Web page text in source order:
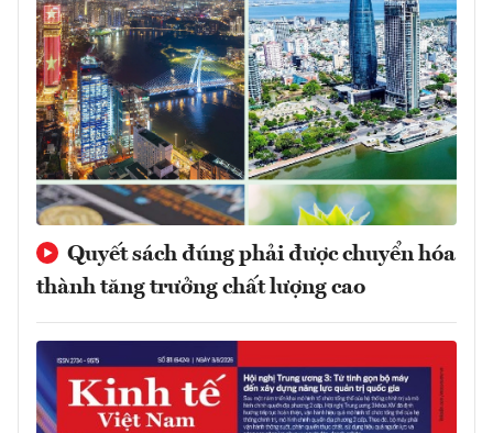
Quyết sách đúng phải được chuyển hóa
thành tăng trưởng chất lượng cao